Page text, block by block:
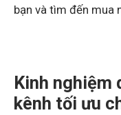
bạn và tìm đến mua
Kinh nghiệm
kênh tối ưu